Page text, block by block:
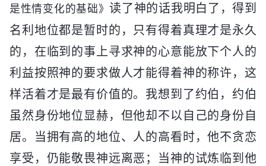
是性情变化的基础》读了神的话我明白了，得到
名利地位都是暂时的，只有得着真理才是永久
的，在临到的事上寻求神的心意能放下个人的
利益按照神的要求做人才能得着神的称许，这
样活着才是最有价值的。我想到了约伯，约伯
虽然身份地位显赫，但他却不以自己的身份自
居。当拥有高的地位、人的高看时，他不贪恋
享受，仍能敬畏神远离恶；当神的试炼临到他